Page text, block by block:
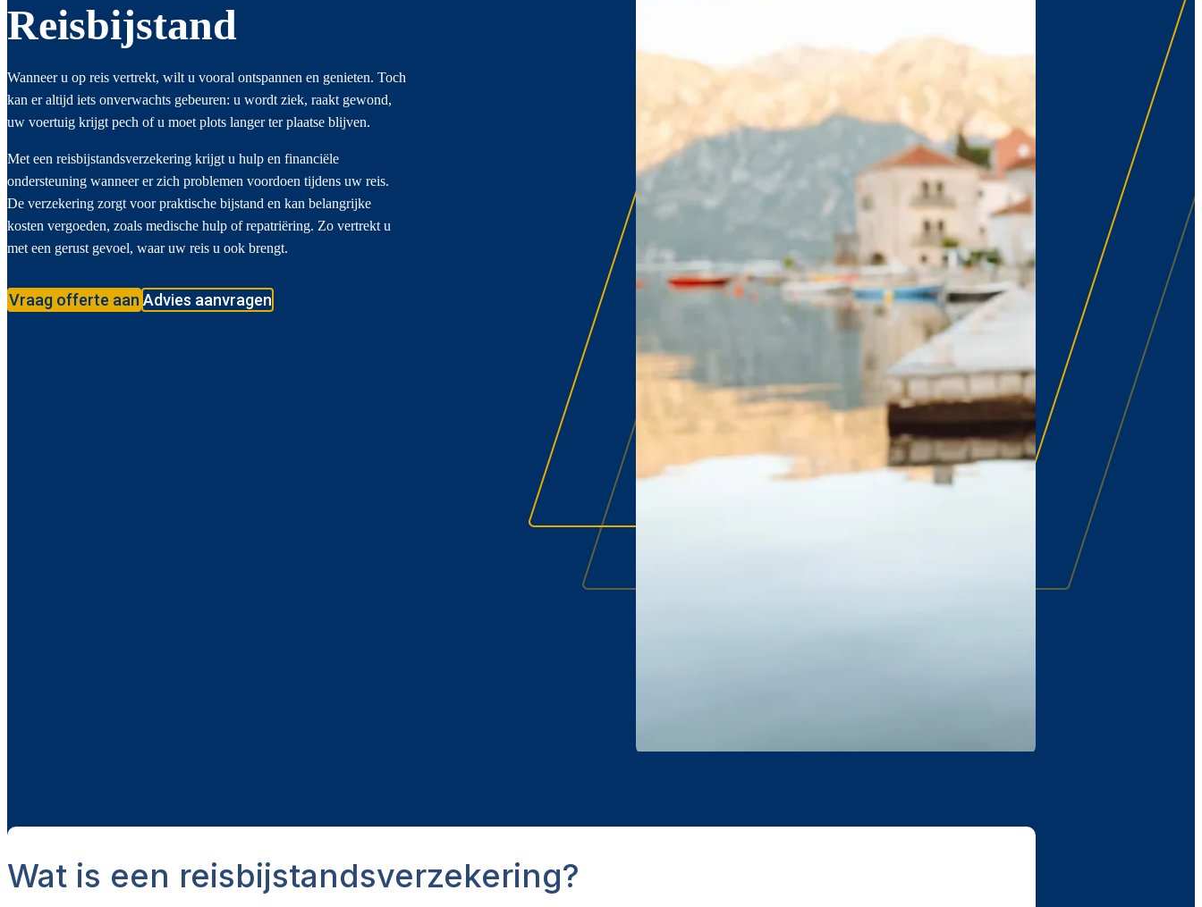
Reisbijstand
Wanneer u op reis vertrekt, wilt u vooral ontspannen en genieten. Toch
kan er altijd iets onverwachts gebeuren: u wordt ziek, raakt gewond,
uw voertuig krijgt pech of u moet plots langer ter plaatse blijven.
Met een reisbijstandsverzekering krijgt u hulp en financiële
ondersteuning wanneer er zich problemen voordoen tijdens uw reis.
De verzekering zorgt voor praktische bijstand en kan belangrijke
kosten vergoeden, zoals medische hulp of repatriëring. Zo vertrekt u
met een gerust gevoel, waar uw reis u ook brengt.
Vraag offerte aan Advies aanvragen
Wat is een reisbijstandsverzekering?